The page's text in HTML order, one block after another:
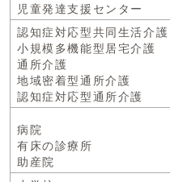
児童発達支援センター
認知症対応型共同生活介護
小規模多機能型居宅介護
通所介護
地域密着型通所介護
認知症対応型通所介護
病院
有床の診療所
助産院